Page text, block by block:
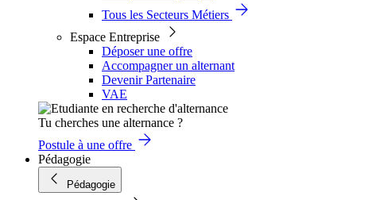
Tous les Secteurs Métiers
Espace Entreprise
Déposer une offre
Accompagner un alternant
Devenir Partenaire
VAE
Tu cherches une alternance ?
Postule à une offre
Pédagogie
Pédagogie